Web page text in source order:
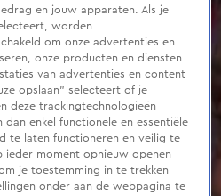
en jouw apparaten. Als je
worden
om onze advertenties en
onze producten en diensten
van advertenties en content
opslaan” selecteert of je
deze trackingtechnologieën
dan enkel functionele en essentiële
te laten functioneren en veilig te
ieder moment opnieuw openen
je toestemming in te trekken
onder aan de webpagina te